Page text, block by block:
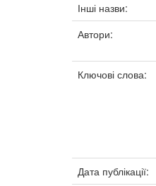
Інші назви:
Автори:
Ключові слова:
Дата публікації: